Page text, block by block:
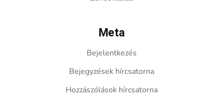
Meta
Bejelentkezés
Bejegyzések hírcsatorna
Hozzászólások hírcsatorna